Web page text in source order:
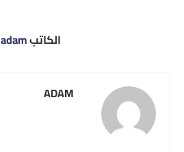
الكاتبadam
ADAM